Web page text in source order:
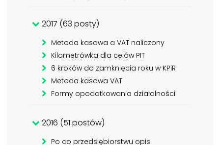
2017 (63 posty)
Metoda kasowa a VAT naliczony
Kilometrówka dla celów PIT
6 kroków do zamknięcia roku w KPiR
Metoda kasowa VAT
Formy opodatkowania działalności
2016 (51 postów)
Po co przedsiębiorstwu opis